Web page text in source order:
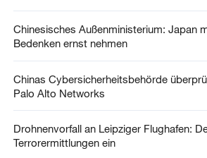
Chinesisches Außenministerium: Japan
Bedenken ernst nehmen
Chinas Cybersicherheitsbehörde
Palo Alto Networks
Drohnenvorfall an Leipziger Flughafen:
Terrorermittlungen ein